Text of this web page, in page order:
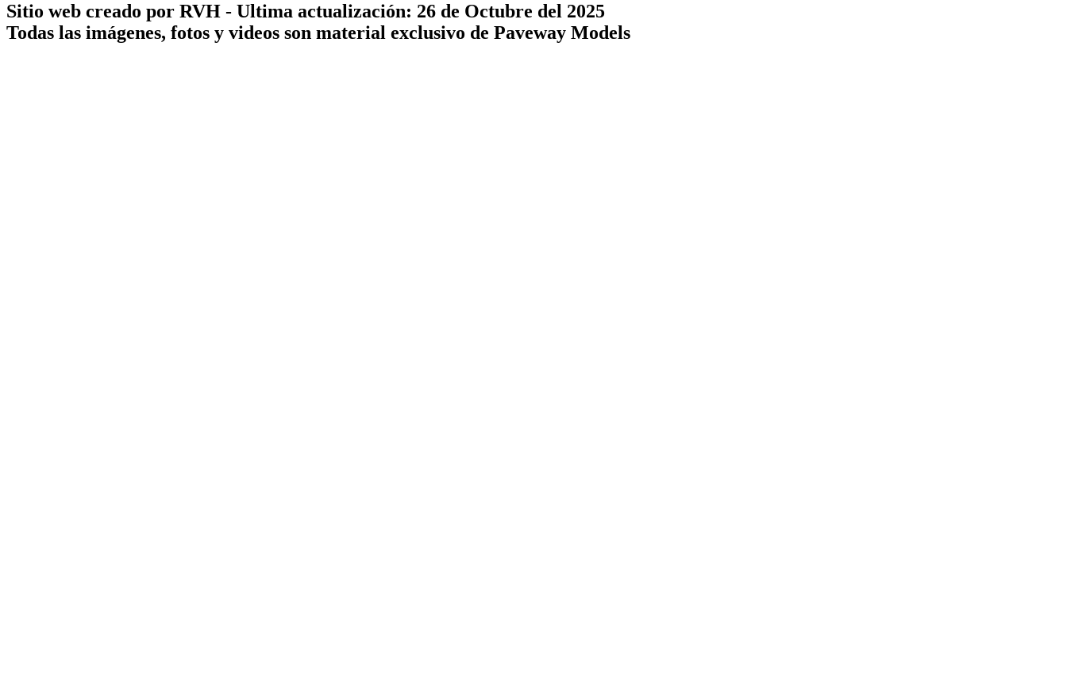
Sitio web creado por RVH - Ultima actualización: 26 de Octubre del 2025
Todas las imágenes, fotos y videos son material exclusivo de Paveway Models